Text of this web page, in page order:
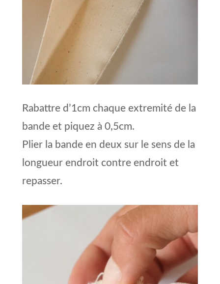
Rabattre d’1cm chaque extremité de la
bande et piquez à 0,5cm.
Plier la bande en deux sur le sens de la
longueur endroit contre endroit et
repasser.